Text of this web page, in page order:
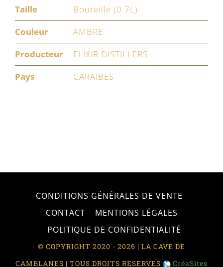
Tot
Taille
Bouteille (0.7L)
Couleur
AMBRE
Producteur
ELIXIR DISTILLERS
Pays
CARAIBES
CONDITIONS GÉNÉRALES DE VENTE
CONTACT
MENTIONS LÉGALES
POLITIQUE DE CONFIDENTIALITÉ
© COPYRIGHT 2020 - 2026 | LA CAVE DE
CAMBLANES | TOUS DROITS RESERVES
CréaSites